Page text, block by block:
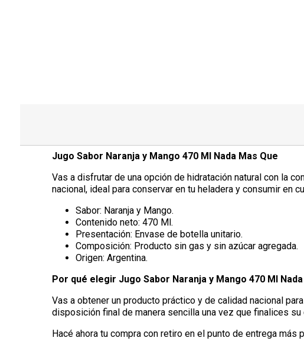
Jugo Sabor Naranja y Mango 470 Ml Nada Mas Que
Vas a disfrutar de una opción de hidratación natural con la
nacional, ideal para conservar en tu heladera y consumir en
Sabor: Naranja y Mango.
Contenido neto: 470 Ml.
Presentación: Envase de botella unitario.
Composición: Producto sin gas y sin azúcar agregada.
Origen: Argentina.
Por qué elegir Jugo Sabor Naranja y Mango 470 Ml
Vas a obtener un producto práctico y de calidad nacional
disposición final de manera sencilla una vez que finalices su
Hacé ahora tu compra con retiro en el punto de entrega más